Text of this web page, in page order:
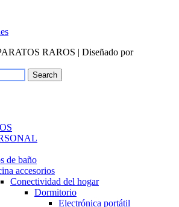
RAROS | Diseñado por
Search
de baño
accesorios
Conectividad del hogar
Dormitorio
Electrónica portátil